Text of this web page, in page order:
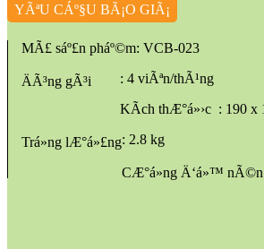
YÃªU CÁº§U BÃ¡O GIÃ¡
MÃ£ sáº£n pháº©m: VCB-023
ÄÃ³ng gÃ³i
: 4 viÃªn/thÃ¹ng
KÃ­ch thÆ°á»›c : 190 x
Trá»ng lÆ°á»£ng: 2.8 kg
CÆ°á»ng Ä‘á»™ nÃ©n